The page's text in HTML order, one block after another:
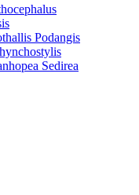
Podangis
Sedirea